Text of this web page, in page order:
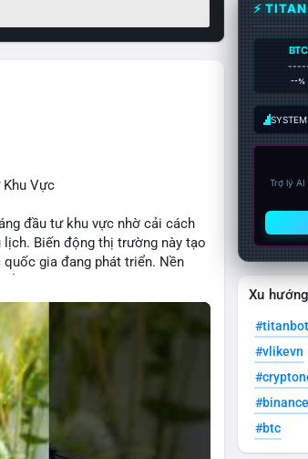
Vực
đầu tư khu vực nhờ cải cách
Biến động thị trường này tạo
gia đang phát triển. Nền
⚡
BTC
--%
Trợ lý
Xu
#titanbot
#vlikevn
#btc